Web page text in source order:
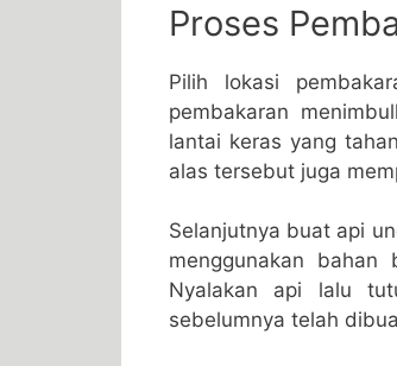
Proses
Pilih lokasi
pembakaran
lantai keras yang
alas tersebut juga
Selanjutnya buat api
menggunakan
Nyalakan api lalu
sebelumnya telah